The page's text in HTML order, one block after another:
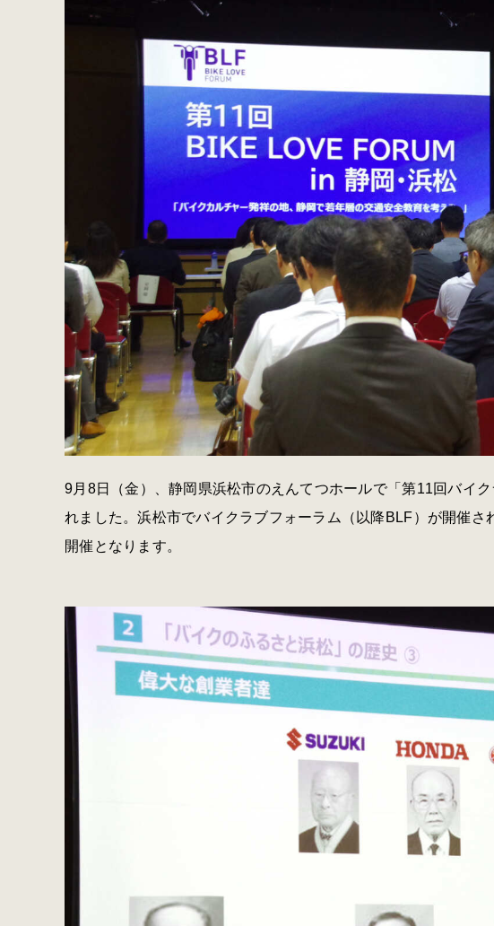
9月8日（金）、静岡県浜松市のえんてつホールで「第11回バイ
れました。浜松市でバイクラブフォーラム（以降BLF）が開催
開催となります。